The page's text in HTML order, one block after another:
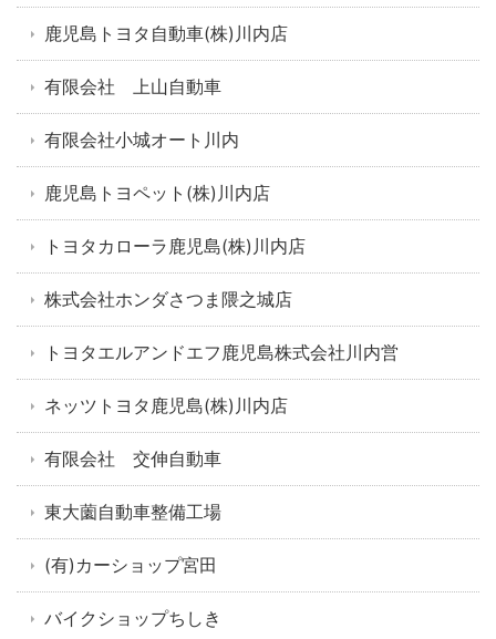
鹿児島トヨタ自動車(株)川内店
有限会社 上山自動車
有限会社小城オート川内
鹿児島トヨペット(株)川内店
トヨタカローラ鹿児島(株)川内店
株式会社ホンダさつま隈之城店
トヨタエルアンドエフ鹿児島株式会社川内営
ネッツトヨタ鹿児島(株)川内店
有限会社 交伸自動車
東大薗自動車整備工場
(有)カーショップ宮田
バイクショップちしき